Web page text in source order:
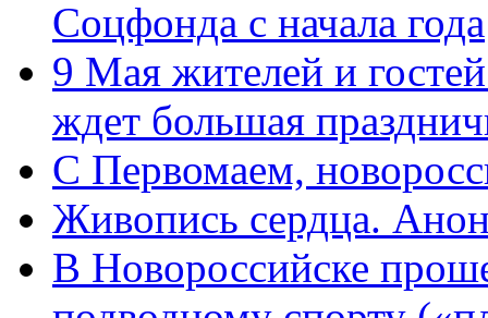
Соцфонда с начала года
9 Мая жителей и
ждет большая
C Первомаем,
Живопись сердца.
В Новороссийске